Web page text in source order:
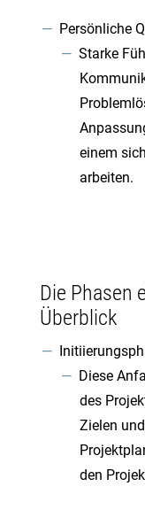
Persönliche
Starke
einem
arbeiten.
Die Phasen
Überblick
Diese
des
Zielen
den